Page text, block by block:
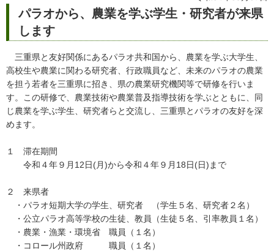
パラオから、農業を学ぶ学生・研究者が来県
します
三重県と友好関係にあるパラオ共和国から、農業を学ぶ大学生、
高校生や農業に関わる研究者、行政職員など、未来のパラオの農業
を担う若者を三重県に招き、県の農業研究機関等で研修を行いま
す。この研修で、農業技術や農業普及指導技術を学ぶとともに、同
じ農業を学ぶ学生、研究者らと交流し、三重県とパラオの友好を深
めます。
１ 滞在期間
令和４年９月12日(月)から令和４年９月18日(日)まで
２ 来県者
・パラオ短期大学の学生、研究者 （学生５名、研究者２名）
・公立パラオ高等学校の生徒、教員（生徒５名、引率教員１名）
・農業・漁業・環境省 職員（１名）
・コロール州政府 職員（１名）